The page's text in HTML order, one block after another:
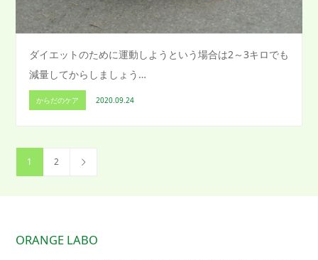
ダイエットのために運動しようという場合は2～3キロでも
減量してからしましょう…
からだのケア 2020.09.24
1 2
ORANGE LABO